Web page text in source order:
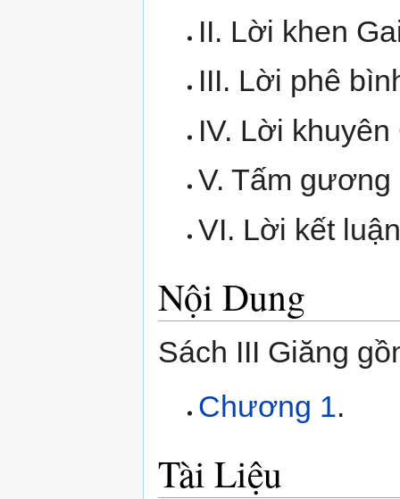
II. Lời khen
III. Lời phê
IV. Lời khuyên
V. Tấm
VI. Lời kết
Nội Dung
Sách III Giăng
Chương 1.
Tài Liệu